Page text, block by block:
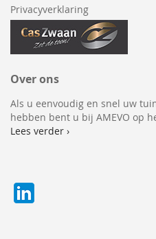
Privacyverklaring
Over ons
Als u eenvoudig en snel uw
hebben bent u bij AMEVO op
Lees verder ›